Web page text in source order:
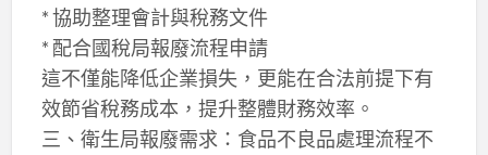
* 協助整理會計與稅務文件
* 配合國稅局報廢流程申請
這不僅能降低企業損失，更能在合法前提下有
效節省稅務成本，提升整體財務效率。
三、衛生局報廢需求：食品不良品處理流程不